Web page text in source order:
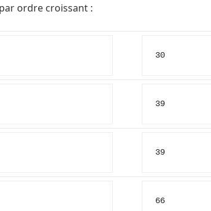
ordre croissant :
30
39
39
66